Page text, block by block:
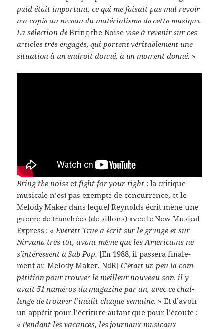
paid était impor­tant, ce qui me fai­sait pas mal revoir
ma copie au niveau du matéri­al­isme de cette musique.
La sélec­tion deBring the Noise vise à revenir sur ces
arti­cles très engagés, qui por­tent véri­ta­ble­ment une
sit­u­a­tion à un endroit donné, à un moment donné. »
Bring the noise etfight for your right : la cri­tique
musi­cale n’est pas exempte de con­cur­rence, et le
Melody Maker dans lequel Reynolds écrit mène une
guerre de tranchées (de sil­lons) avec le New Musi­cal
Express : «Everett True a écrit sur le grunge et sur
Nir­vana très tôt, avant même que les Améri­cains ne
s’intéressent à Sub Pop. [En 1988, il passera finale­
ment au Melody Maker, NdR]C’était un peu la com­
péti­tion pour trou­ver le meilleur nou­veau son, il y
avait 51 numéros du mag­a­zine par an, avec ce chal­
lenge de trou­ver l’inédit chaque semaine. » Et d’avoir
un appétit pour l’écriture autant que pour l’écoute :
«Pen­dant les vacances, les jour­naux musi­caux